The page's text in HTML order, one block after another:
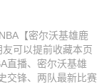
【密尔沃基雄鹿
可以提前收藏本页
直播、密尔沃基雄
交锋、两队最新比赛